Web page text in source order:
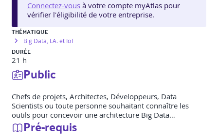
Connectez-vous à votre compte myAtlas pour
vérifier l'éligibilité de votre entreprise.
THÉMATIQUE
Big Data, I.A. et IoT
DURÉE
21 h
Public
Chefs de projets, Architectes, Développeurs, Data
Scientists ou toute personne souhaitant connaître les
outils pour concevoir une architecture Big Data…
Pré-requis